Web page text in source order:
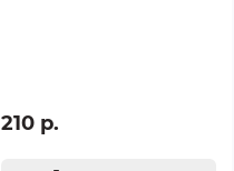
210 р.